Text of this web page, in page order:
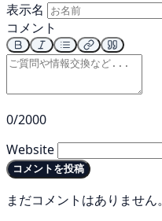
表示名
コメント
0/2000
Website
コメントを投稿
まだコメントはありません。